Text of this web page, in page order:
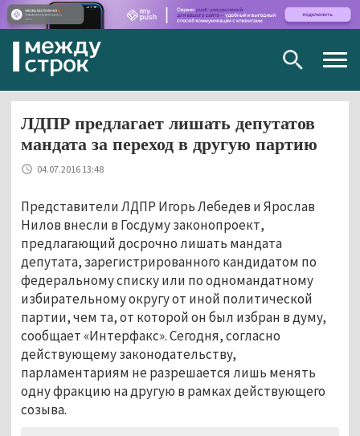
ЛДПР предлагает лишать депутатов
мандата за переход в другую партию
04.07.2016 13:48
Представители ЛДПР Игорь Лебедев и Ярослав
Нилов внесли в Госдуму законопроект,
предлагающий досрочно лишать мандата
депутата, зарегистрированного кандидатом по
федеральному списку или по одномандатному
избирательному округу от иной политической
партии, чем та, от которой он был избран в думу,
сообщает «Интерфакс». Сегодня, согласно
действующему законодательству,
парламентариям не разрешается лишь менять
одну фракцию на другую в рамках действующего
созыва.